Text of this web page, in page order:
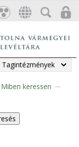
Tagintézmények
M
g
j
Miben keressen